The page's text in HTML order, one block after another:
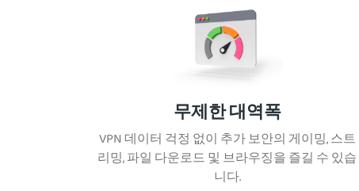
무제한 대역폭
VPN 데이터 걱정 없이 추가 보안의 게이밍, 스트
리밍, 파일 다운로드 및 브라우징을 즐길 수 있습
니다.